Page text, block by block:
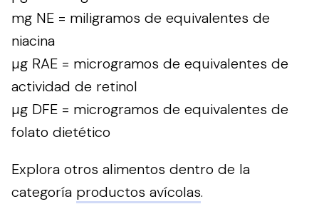
mg NE = miligramos de equivalentes de
niacina
µg RAE = microgramos de equivalentes de
actividad de retinol
µg DFE = microgramos de equivalentes de
folato dietético
Explora otros alimentos dentro de la
categoría productos avícolas.